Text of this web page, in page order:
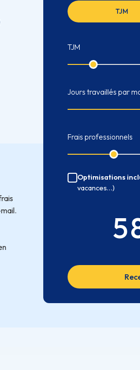
TJM
TJM
Jours travaillés par
Frais professionnels
Optimisations
vacances…)
5